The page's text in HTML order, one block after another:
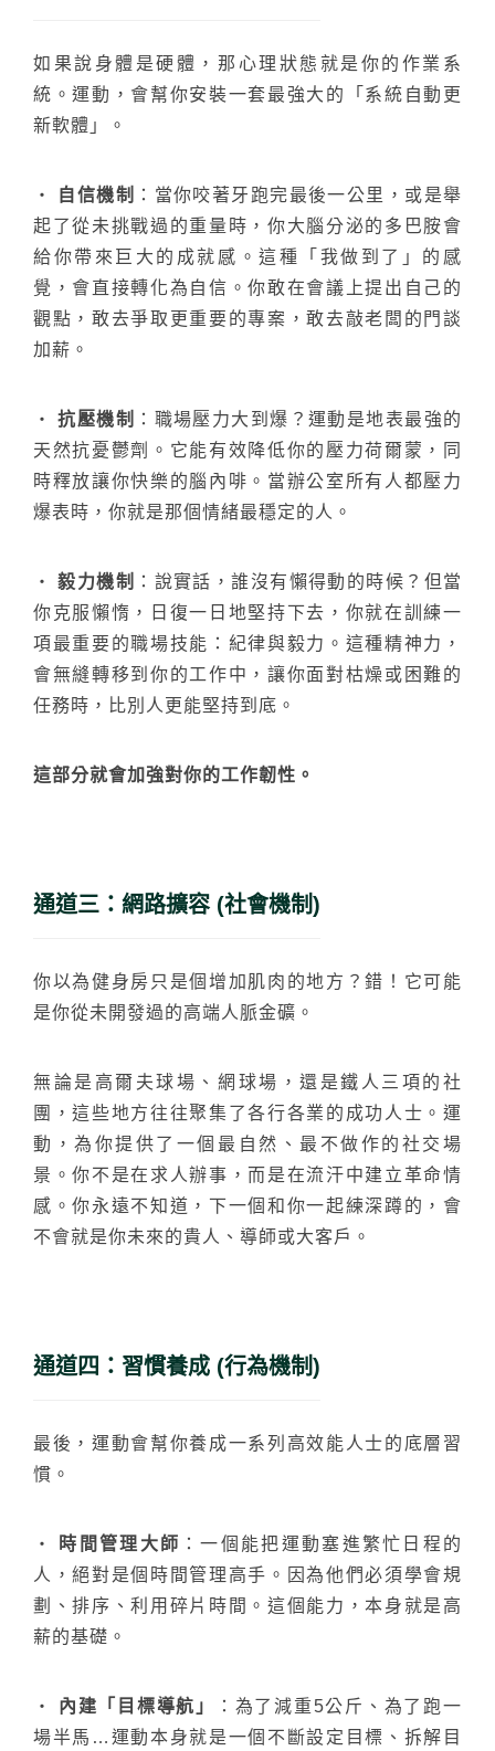
搜尋
熱門搜尋
ESG 碳足跡計算器
太格奧運五環 台灣綠建材
如果說身體是硬體，那心理狀態就是你的作業系
統。運動，會幫你安裝一套最強大的「系統自動更
新軟體」。
‧ 自信機制
：當你咬著牙跑完最後一公里，或是舉
起了從未挑戰過的重量時，你大腦分泌的多巴胺會
給你帶來巨大的成就感。這種「我做到了」的感
覺，會直接轉化為自信。你敢在會議上提出自己的
觀點，敢去爭取更重要的專案，敢去敲老闆的門談
加薪。
‧抗壓機制
：職場壓力大到爆？運動是地表最強的
天然抗憂鬱劑。它能有效降低你的壓力荷爾蒙，同
時釋放讓你快樂的腦內啡。當辦公室所有人都壓力
爆表時，你就是那個情緒最穩定的人。
‧毅力機制
：說實話，誰沒有懶得動的時候？但當
你克服懶惰，日復一日地堅持下去，你就在訓練一
項最重要的職場技能：紀律與毅力。這種精神力，
會無縫轉移到你的工作中，讓你面對枯燥或困難的
任務時，比別人更能堅持到底。
這部分就會加強對你的工作韌性。
通道三：網路擴容 (社會機制)
你以為健身房只是個增加肌肉的地方？錯！它可能
是你從未開發過的高端人脈金礦。
無論是高爾夫球場、網球場，還是鐵人三項的社
團，這些地方往往聚集了各行各業的成功人士。運
動，為你提供了一個最自然、最不做作的社交場
景。你不是在求人辦事，而是在流汗中建立革命情
感。你永遠不知道，下一個和你一起練深蹲的，會
不會就是你未來的貴人、導師或大客戶。
通道四：習慣養成 (行為機制)
最後，運動會幫你養成一系列高效能人士的底層習
慣。
‧ 時間管理大師 ：一個能把運動塞進繁忙日程的
人，絕對是個時間管理高手。因為他們必須學會規
劃、排序、利用碎片時間。這個能力，本身就是高
薪的基礎。
‧ 內建「目標導航」
：為了減重5公斤、為了跑一
場半馬…運動本身就是一個不斷設定目標、拆解目